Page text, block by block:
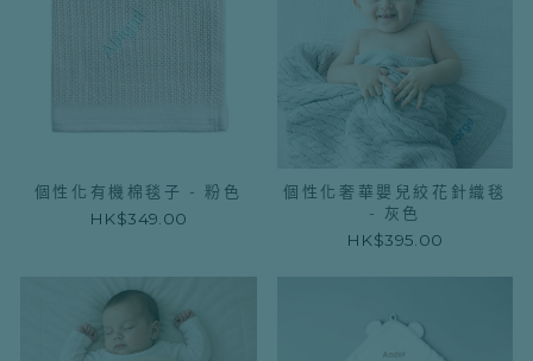
個性化有機棉毯子 - 粉色
HK$349.00
個性化奢華嬰兒絞花針織毯
- 灰色
HK$395.00